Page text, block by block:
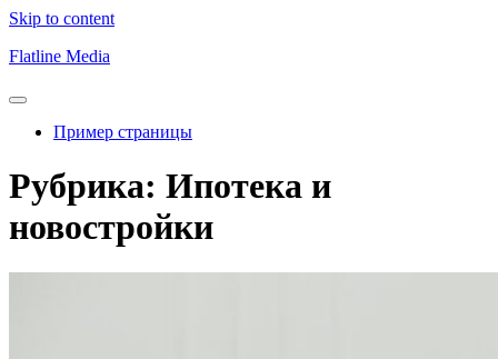
Skip to content
Flatline Media
Пример страницы
Рубрика: Ипотека и
новостройки